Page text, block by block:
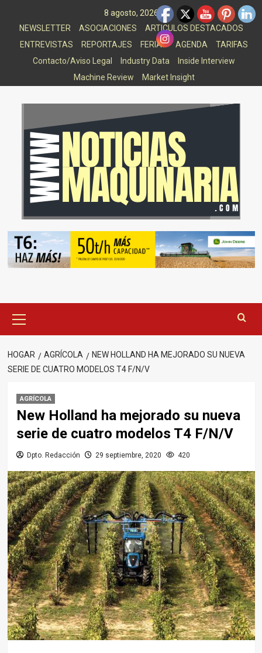
8 agosto, 2026
NEWSLETTER
ASOCIACIONES
ARTICULOS DESTACADOS
ENTREVISTAS
REPORTAJES FERIAS AGENDA
TARIFAS
Contacto/Aviso Legal
Industry Data
Inside Interview
Machine Review
Market Insight
principal
HOGAR AGRÍCOLA
NEW HOLLAND HA MEJORADO SU NUEVA
SERIE DE CUATRO MODELOS T4 F/N/V
AGRÍCOLA
New Holland ha mejorado su nueva
serie de cuatro modelos T4 F/N/V
Dpto. Redacción 29 septiembre, 2020 420